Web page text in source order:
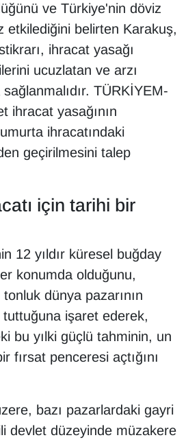
ve Türkiye'nin döviz
etkilediğini belirten Karakuş,
ihracat yasağı
ucuzlatan ve arzı
TÜRKİYEM-
ihracat yasağının
ihracatındaki
geçirilmesini talep
için tarihi bir
12 yıldır küresel buğday
konumda olduğunu,
dünya pazarının
işaret ederek,
bu yılki güçlü tahminin, un
fırsat penceresi açtığını
bazı pazarlardaki gayri
devlet düzeyinde müzakere